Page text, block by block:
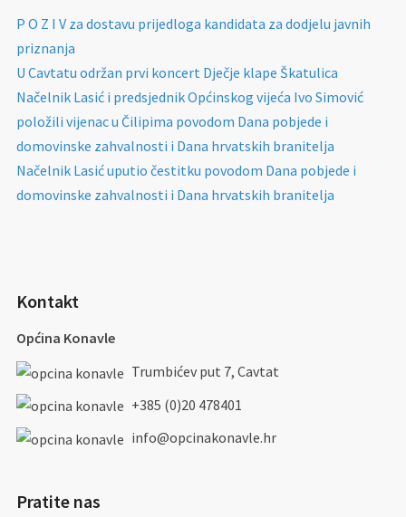
P O Z I V za dostavu prijedloga kandidata za dodjelu javnih
priznanja
U Cavtatu održan prvi koncert Dječje klape Škatulica
Načelnik Lasić i predsjednik Općinskog vijeća Ivo Simović
položili vijenac u Čilipima povodom Dana pobjede i
domovinske zahvalnosti i Dana hrvatskih branitelja
Načelnik Lasić uputio čestitku povodom Dana pobjede i
domovinske zahvalnosti i Dana hrvatskih branitelja
Kontakt
Općina Konavle
Trumbićev put 7, Cavtat
+385 (0)20 478401
info@opcinakonavle.hr
Pratite nas